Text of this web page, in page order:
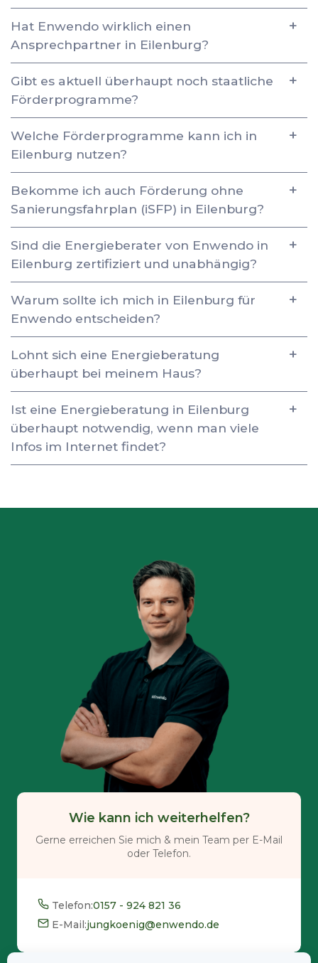
Hat Enwendo wirklich einen
Ansprechpartner in Eilenburg?
Gibt es aktuell überhaupt noch staatliche
Förderprogramme?
Welche Förderprogramme kann ich in
Eilenburg nutzen?
Bekomme ich auch Förderung ohne
Sanierungsfahrplan (iSFP) in Eilenburg?
Sind die Energieberater von Enwendo in
Eilenburg zertifiziert und unabhängig?
Warum sollte ich mich in Eilenburg für
Enwendo entscheiden?
Lohnt sich eine Energieberatung
überhaupt bei meinem Haus?
Ist eine Energieberatung in Eilenburg
überhaupt notwendig, wenn man viele
Infos im Internet findet?
Wie kann ich weiterhelfen?
Gerne erreichen Sie mich & mein Team per E-Mail
oder Telefon.
Telefon:0157 - 924 821 36
E-Mail:jungkoenig@enwendo.de